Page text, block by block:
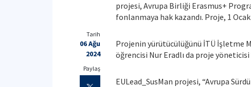
projesi, Avrupa Birliği Erasmus+
fonlanmaya hak kazandı. Proje, 1
Projenin yürütücülüğünü İTÜ İşletme
öğrencisi Nur Eradlı da proje
EULead_SusMan projesi, “Avrupa
Tarih
06 Ağu
2024
Paylaş